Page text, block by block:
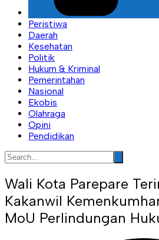
Peristiwa
Daerah
Kesehatan
Politik
Hukum & Kriminal
Pemerintahan
Nasional
Ekobis
Olahraga
Opini
Pendidikan
Wali Kota Parepare
Kakanwil
MoU Perlindungan